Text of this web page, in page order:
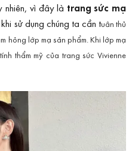
nhiên, vì đây là trang sức mạ
sử dụng chúng ta cần tuân thủ
hỏng lớp mạ sản phẩm. Khi lớp mạ
thẩm mỹ của trang sức Vivienne